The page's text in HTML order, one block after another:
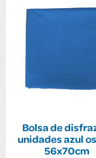
Bolsa de
unidades azul
56x70cm